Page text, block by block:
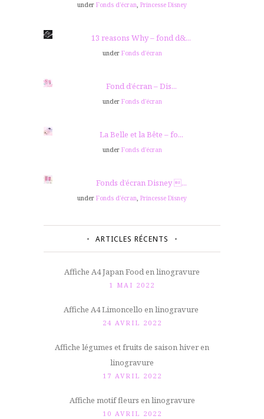
under Fonds d'écran, Princesse Disney
13 reasons Why – fond d&...
under Fonds d'écran
Fond d’écran – Dis...
under Fonds d'écran
La Belle et la Bête – fo...
under Fonds d'écran
Fonds d’écran Disney ...
under Fonds d'écran, Princesse Disney
ARTICLES RÉCENTS
Affiche A4 Japan Food en linogravure
1 MAI 2022
Affiche A4 Limoncello en linogravure
24 AVRIL 2022
Affiche légumes et fruits de saison hiver en
linogravure
17 AVRIL 2022
Affiche motif fleurs en linogravure
10 AVRIL 2022